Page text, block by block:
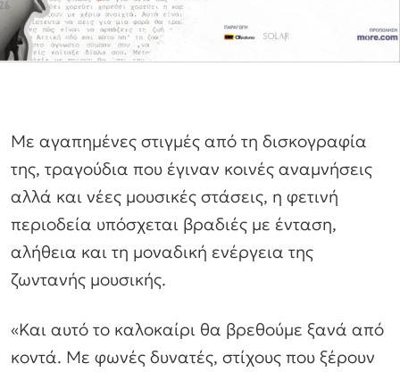
Με αγαπημένες στιγμές από τη δισκογραφία
της, τραγούδια που έγιναν κοινές αναμνήσεις
αλλά και νέες μουσικές στάσεις, η φετινή
περιοδεία υπόσχεται βραδιές με ένταση,
αλήθεια και τη μοναδική ενέργεια της
ζωντανής μουσικής.
«Και αυτό το καλοκαίρι θα βρεθούμε ξανά από
κοντά. Με φωνές δυνατές, στίχους που ξέρουν